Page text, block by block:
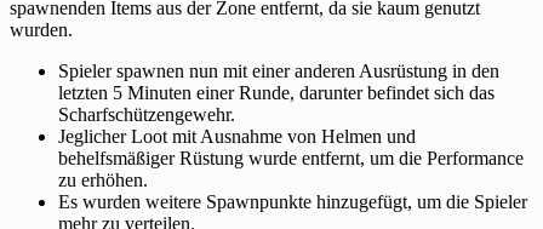
spawnenden Items aus der Zone entfernt, da sie kaum genutzt
wurden.
Spieler spawnen nun mit einer anderen Ausrüstung in den
letzten 5 Minuten einer Runde, darunter befindet sich das
Scharfschützengewehr.
Jeglicher Loot mit Ausnahme von Helmen und
behelfsmäßiger Rüstung wurde entfernt, um die Performance
zu erhöhen.
Es wurden weitere Spawnpunkte hinzugefügt, um die Spieler
mehr zu verteilen.